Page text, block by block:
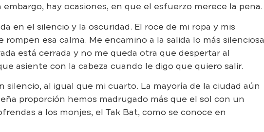
hay ocasiones, en que el esfuerzo merece la pena.
en el silencio y la oscuridad. El roce de mi ropa y mis
rompen esa calma. Me encamino a la salida lo más silenciosa
está cerrada y no me queda otra que despertar al
asiente con la cabeza cuando le digo que quiero salir.
silencio, al igual que mi cuarto. La mayoría de la ciudad aún
proporción hemos madrugado más que el sol con un
a los monjes, el Tak Bat, como se conoce en